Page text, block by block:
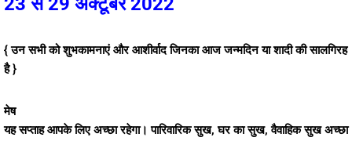
{ उन सभी को शुभकामनाएं और आशीर्वाद जिनका आज जन्मदिन या शादी की सालगिरह
है }
मेष
यह सप्ताह आपके लिए अच्छा रहेगा। पारिवारिक सुख, घर का सुख, वैवाहिक सुख अच्छा